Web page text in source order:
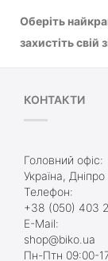
Оберіть
захистіть свій
КОНТАКТИ
Головний офіс:
Україна, Дніпро
Телефон:
+38 (050) 403
E-Mail:
shop@biko.ua
Пн-Птн 09:00-